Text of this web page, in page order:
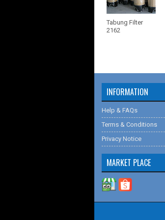
Tabung Filter
2162
INFORMATION
Help & FAQs
Terms & Conditions
Privacy Notice
MARKET PLACE